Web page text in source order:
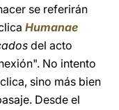
se referirán
Humanae
del acto
No intento
sino más bien
Desde el